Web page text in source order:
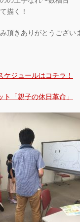
描く！
頂きありがとうござい
ケジュールはコチラ！
ト「親子の休日革命」